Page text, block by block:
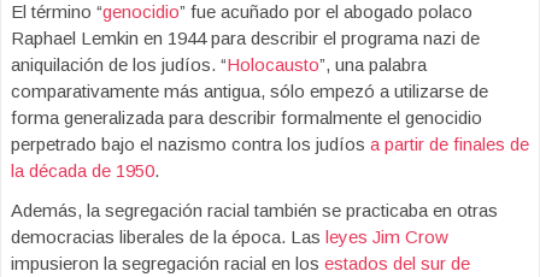
El término “genocidio” fue acuñado por el abogado polaco
Raphael Lemkin en 1944 para describir el programa nazi de
aniquilación de los judíos. “Holocausto”, una palabra
comparativamente más antigua, sólo empezó a utilizarse de
forma generalizada para describir formalmente el genocidio
perpetrado bajo el nazismo contra los judíos a partir de finales de
la década de 1950.
Además, la segregación racial también se practicaba en otras
democracias liberales de la época. Las leyes Jim Crow
impusieron la segregación racial en los estados del sur de